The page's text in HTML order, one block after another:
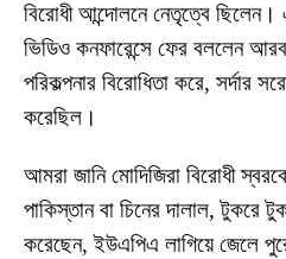
বিরোধী আন্দোলনে নেতৃত্বে
ভিডিও কনফারেন্সে ফের বললেন
পরিকল্পনার বিরোধিতা করে, সর্দার
করেছিল।
আমরা জানি মোদিজিরা বিরোধী
পাকিস্তান বা চিনের দালাল, টুকরে
করেছেন, ইউএপিএ লাগিয়ে জেলে